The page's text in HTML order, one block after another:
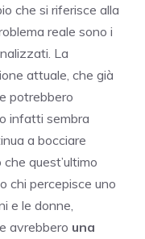
che si riferisce alla
reale sono i
La
attuale, che già
potrebbero
infatti sembra
a bocciare
quest’ultimo
chi percepisce uno
e le donne,
avrebbero una